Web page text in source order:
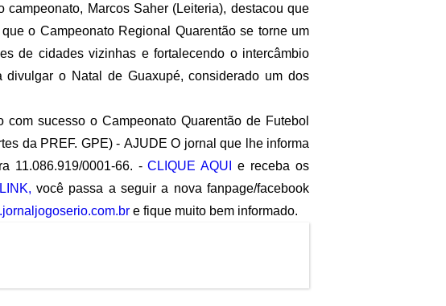
Marcos Saher (Leiteria), destacou que
o Campeonato Regional Quarentão se torne um
de cidades vizinhas e fortalecendo o intercâmbio
o Natal de Guaxupé, considerado um dos
sucesso o Campeonato Quarentão de Futebol
da PREF. GPE) - AJUDE O jornal que lhe informa
11.086.919/0001-66. -CLIQUE AQUI
e receba os
você passa a seguir a nova fanpage/facebook
e fique muito bem informado.